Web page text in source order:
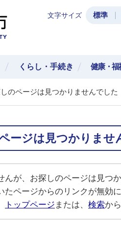
土浦
文字サイズ 標準
くらし・手続き 健康・福
のページは見つかりませんでした
ージは見つかりませ
んが、お探しのページは見つ
たページからのリンクが無効
トップページ または、 検索か